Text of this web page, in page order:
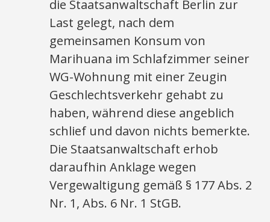
die Staatsanwaltschaft Berlin zur
Last gelegt, nach dem
gemeinsamen Konsum von
Marihuana im Schlafzimmer seiner
WG-Wohnung mit einer Zeugin
Geschlechtsverkehr gehabt zu
haben, während diese angeblich
schlief und davon nichts bemerkte.
Die Staatsanwaltschaft erhob
daraufhin Anklage wegen
Vergewaltigung gemäß § 177 Abs. 2
Nr. 1, Abs. 6 Nr. 1 StGB.